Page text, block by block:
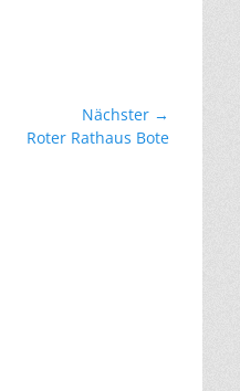
Nächster →
Nächster
Roter Rathaus Bote